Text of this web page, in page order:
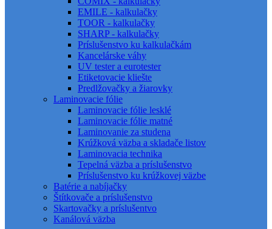
EMILE - kalkulačky
TOOR - kalkulačky
SHARP - kalkulačky
Príslušenstvo ku kalkulačkám
Kancelárske váhy
UV tester a eurotester
Etiketovacie kliešte
Predlžovačky a žiarovky
Laminovacie fólie
Laminovacie fólie lesklé
Laminovacie fólie matné
Laminovanie za studena
Krúžková väzba a skladače listov
Laminovacia technika
Tepelná väzba a príslušenstvo
Príslušenstvo ku krúžkovej väzbe
Batérie a nabíjačky
Štítkovače a príslušenstvo
Skartovačky a príslušentvo
Kanálová väzba